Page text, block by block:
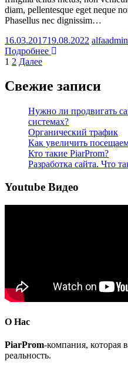
diam, pellentesque eget neque
Phasellus nec dignissim…
16.03.201719.08.2022 alfaadmin
Подробнее
Пагинация
записей
1 2 Далее
Свежие записи
Нужно ли продвигать
системах?
Органический трафик
Как увеличить
Кто такие PiarProm?
Разработка сайта. Что
Youtube Видео
О Нас
PiarProm-компания, которая
реальность.